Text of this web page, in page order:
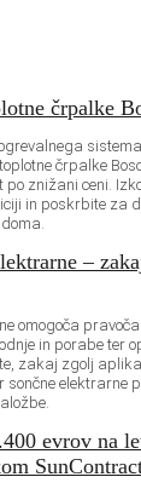
črpalke
črpalke
znižani ceni.
in poskrbite za
–
omogoča
in porabe ter
zakaj zgolj
sončne elektrarne
evrov na